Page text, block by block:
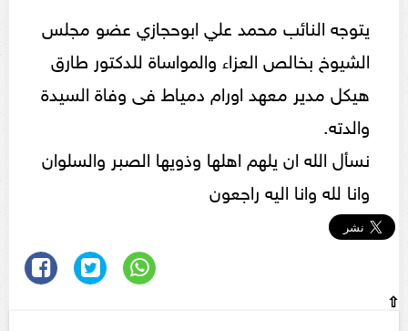
يتوجه النائب محمد علي ابوحجازي عضو مجلس
الشيوخ بخالص العزاء والمواساة للدكتور طارق
هيكل مدير معهد اورام دمياط فى وفاة السيدة
والدته.
نسأل الله ان يلهم اهلها وذويها الصبر والسلوان
وانا لله وانا اليه راجعون
⇧